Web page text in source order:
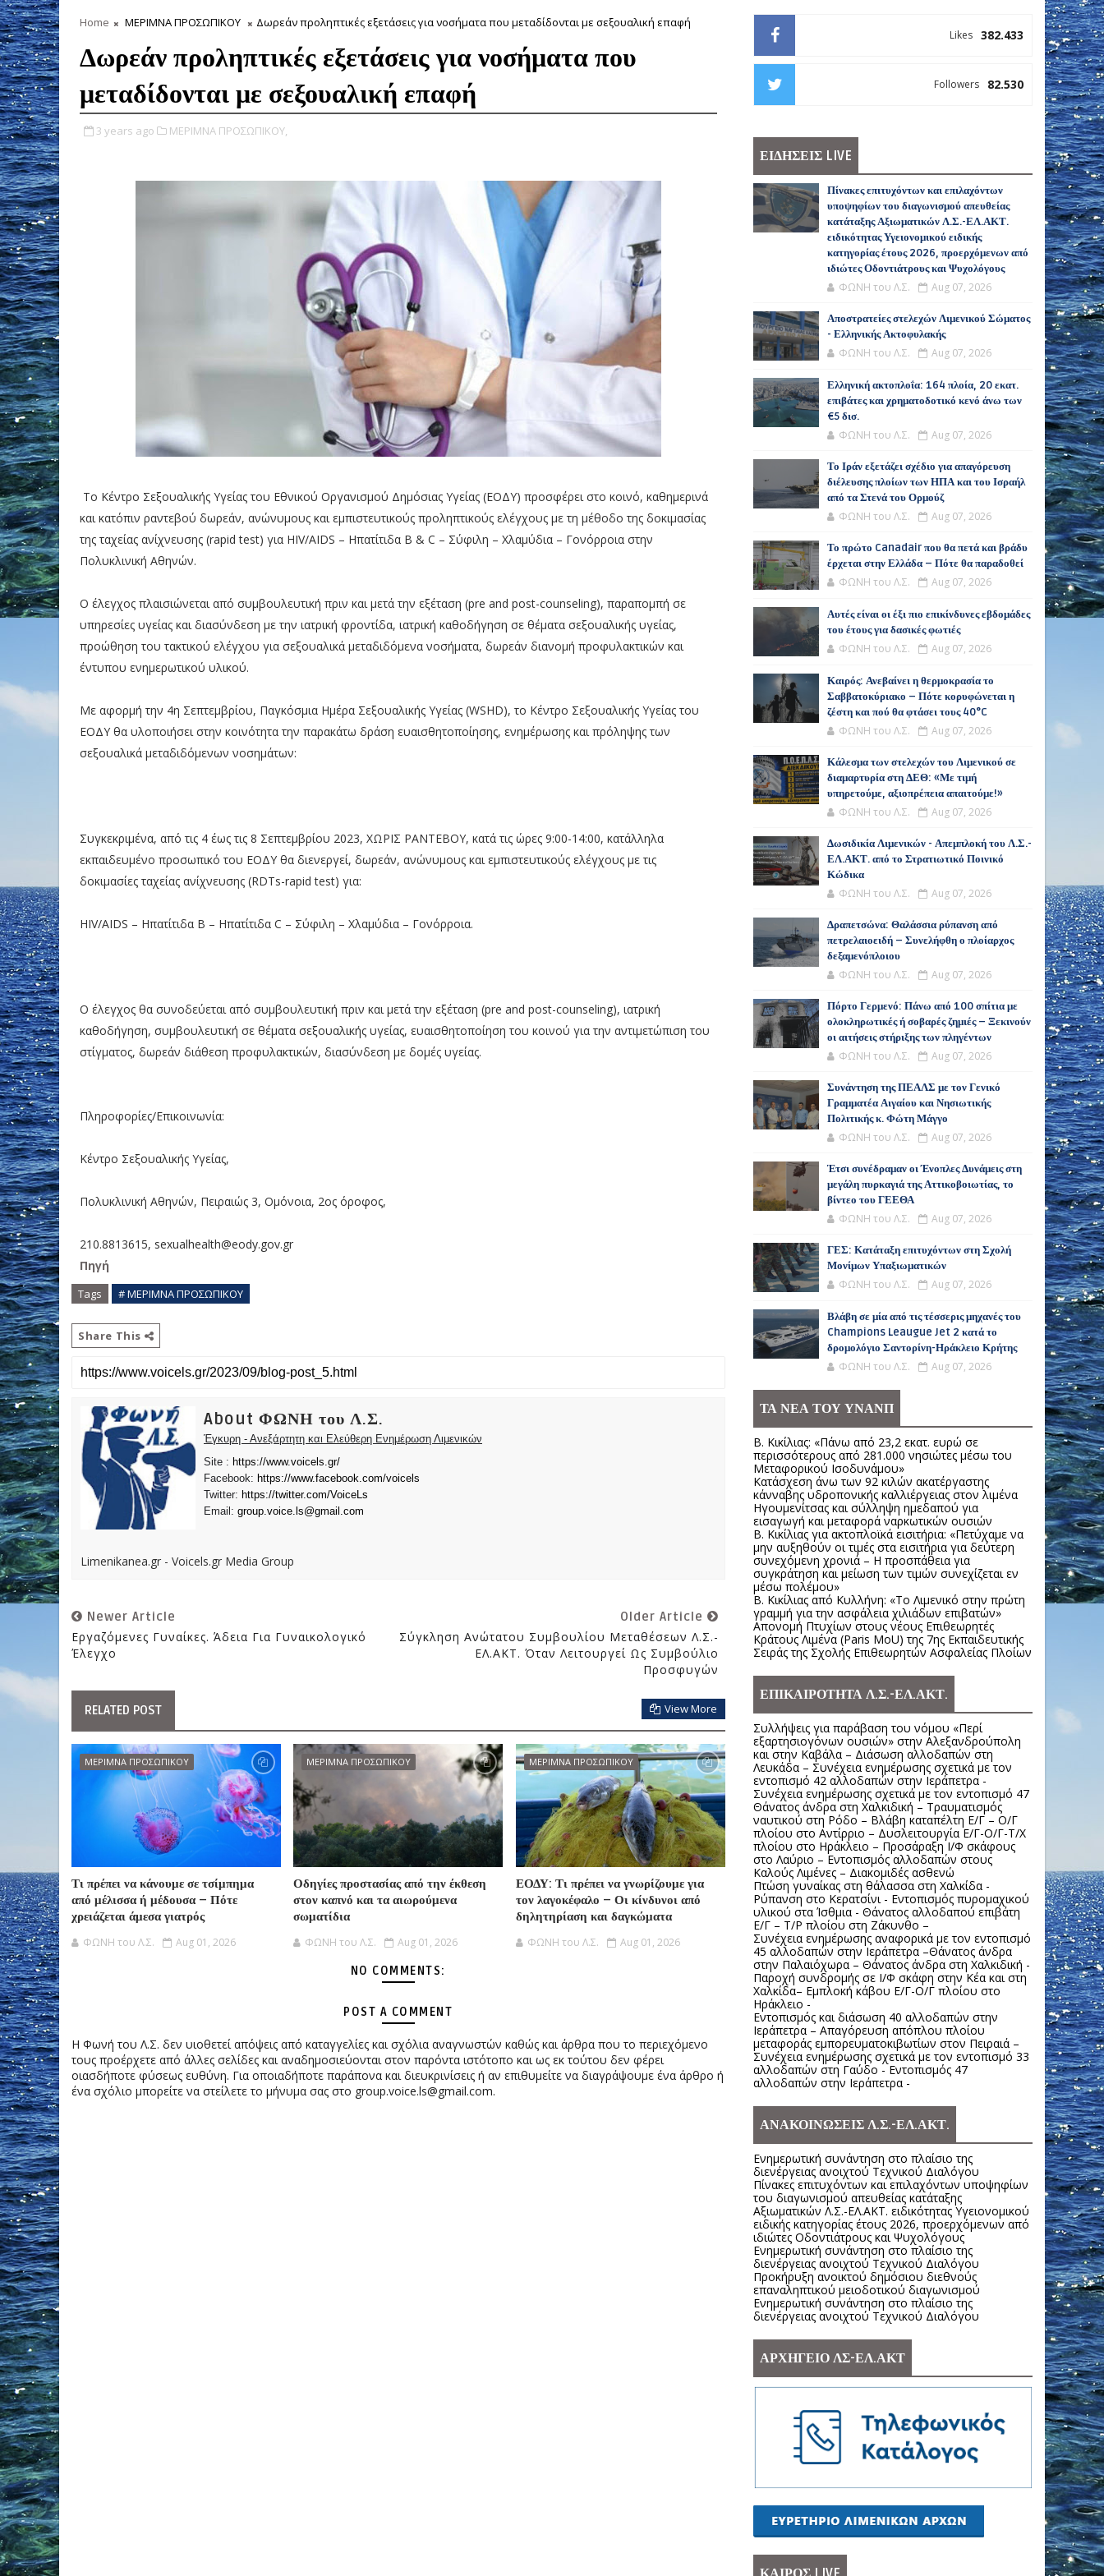
Home ΜΕΡΙΜΝΑ ΠΡΟΣΩΠΙΚΟΥ Δωρεάν προληπτικές εξετάσεις για νοσήματα που μεταδίδονται με σεξουαλική επαφή
Δωρεάν προληπτικές εξετάσεις για νοσήματα που
μεταδίδονται με σεξουαλική επαφή
3 years ago ΜΕΡΙΜΝΑ ΠΡΟΣΩΠΙΚΟΥ,
Το Κέντρο Σεξουαλικής Υγείας του Εθνικού Οργανισμού Δημόσιας Υγείας (ΕΟΔΥ) προσφέρει στο κοινό, καθημερινά
και κατόπιν ραντεβού δωρεάν, ανώνυμους και εμπιστευτικούς προληπτικούς ελέγχους με τη μέθοδο της δοκιμασίας
της ταχείας ανίχνευσης (rapid test) για HIV/AIDS – Ηπατίτιδα Β & C – Σύφιλη – Χλαμύδια – Γονόρροια στην
Πολυκλινική Αθηνών.
Ο έλεγχος πλαισιώνεται από συμβουλευτική πριν και μετά την εξέταση (pre and post-counseling), παραπομπή σε
υπηρεσίες υγείας και διασύνδεση με την ιατρική φροντίδα, ιατρική καθοδήγηση σε θέματα σεξουαλικής υγείας,
προώθηση του τακτικού ελέγχου για σεξουαλικά μεταδιδόμενα νοσήματα, δωρεάν διανομή προφυλακτικών και
έντυπου ενημερωτικού υλικού.
Με αφορμή την 4η Σεπτεμβρίου, Παγκόσμια Ημέρα Σεξουαλικής Υγείας (WSHD), το Κέντρο Σεξουαλικής Υγείας του
ΕΟΔΥ θα υλοποιήσει στην κοινότητα την παρακάτω δράση ευαισθητοποίησης, ενημέρωσης και πρόληψης των
σεξουαλικά μεταδιδόμενων νοσημάτων:
Συγκεκριμένα, από τις 4 έως τις 8 Σεπτεμβρίου 2023, ΧΩΡΙΣ ΡΑΝΤΕΒΟΥ, κατά τις ώρες 9:00-14:00, κατάλληλα
εκπαιδευμένο προσωπικό του ΕΟΔΥ θα διενεργεί, δωρεάν, ανώνυμους και εμπιστευτικούς ελέγχους με τις
δοκιμασίες ταχείας ανίχνευσης (RDTs-rapid test) για:
HIV/AIDS – Ηπατίτιδα Β – Ηπατίτιδα C – Σύφιλη – Χλαμύδια – Γονόρροια.
Ο έλεγχος θα συνοδεύεται από συμβουλευτική πριν και μετά την εξέταση (pre and post-counseling), ιατρική
καθοδήγηση, συμβουλευτική σε θέματα σεξουαλικής υγείας, ευαισθητοποίηση του κοινού για την αντιμετώπιση του
στίγματος, δωρεάν διάθεση προφυλακτικών, διασύνδεση με δομές υγείας.
Πληροφορίες/Επικοινωνία:
Κέντρο Σεξουαλικής Υγείας,
Πολυκλινική Αθηνών, Πειραιώς 3, Ομόνοια, 2ος όροφος,
210.8813615, sexualhealth@eody.gov.gr
Πηγή
Tags # ΜΕΡΙΜΝΑ ΠΡΟΣΩΠΙΚΟΥ
Share This
About ΦΩΝΗ του Λ.Σ.
Έγκυρη - Ανεξάρτητη και Ελεύθερη Ενημέρωση Λιμενικών
Site : https://www.voicels.gr/
Facebook: https://www.facebook.com/voicels
Twitter: https://twitter.com/VoiceLs
Email: group.voice.ls@gmail.com
Limenikanea.gr - Voicels.gr Media Group
Newer Article
Εργαζόμενες Γυναίκες. Άδεια Για Γυναικολογικό
Έλεγχο
Older Article
Σύγκληση Ανώτατου Συμβουλίου Μεταθέσεων Λ.Σ.-
ΕΛ.ΑΚΤ. Όταν Λειτουργεί Ως Συμβούλιο
Προσφυγών
RELATED POST View More
ΜΕΡΙΜΝΑ ΠΡΟΣΩΠΙΚΟΥ
Τι πρέπει να κάνουμε σε τσίμπημα
από μέλισσα ή μέδουσα – Πότε
χρειάζεται άμεσα γιατρός
ΦΩΝΗ του Λ.Σ. Aug 01, 2026
ΜΕΡΙΜΝΑ ΠΡΟΣΩΠΙΚΟΥ
Οδηγίες προστασίας από την έκθεση
στον καπνό και τα αιωρούμενα
σωματίδια
ΦΩΝΗ του Λ.Σ. Aug 01, 2026
ΜΕΡΙΜΝΑ ΠΡΟΣΩΠΙΚΟΥ
ΕΟΔΥ: Τι πρέπει να γνωρίζουμε για
τον λαγοκέφαλο – Οι κίνδυνοι από
δηλητηρίαση και δαγκώματα
ΦΩΝΗ του Λ.Σ. Aug 01, 2026
NO COMMENTS:
POST A COMMENT
Η Φωνή του Λ.Σ. δεν υιοθετεί απόψεις από καταγγελίες και σχόλια αναγνωστών καθώς και άρθρα που το περιεχόμενο
τους προέρχετε από άλλες σελίδες και αναδημοσιεύονται στον παρόντα ιστότοπο και ως εκ τούτου δεν φέρει
οιασδήποτε φύσεως ευθύνη. Για οποιαδήποτε παράπονα και διευκρινίσεις ή αν επιθυμείτε να διαγράψουμε ένα άρθρο ή
ένα σχόλιο μπορείτε να στείλετε το μήνυμα σας στο group.voice.ls@gmail.com.
382.433
Likes
82.530
Followers
ΕΙΔΗΣΕΙΣ LIVE
Πίνακες επιτυχόντων και επιλαχόντων
υποψηφίων του διαγωνισμού απευθείας
κατάταξης Αξιωματικών Λ.Σ.-ΕΛ.ΑΚΤ.
ειδικότητας Υγειονομικού ειδικής
κατηγορίας έτους 2026, προερχόμενων από
ιδιώτες Οδοντιάτρους και Ψυχολόγους
ΦΩΝΗ του Λ.Σ. Aug 07, 2026
Αποστρατείες στελεχών Λιμενικού Σώματος
- Ελληνικής Ακτοφυλακής
ΦΩΝΗ του Λ.Σ. Aug 07, 2026
Ελληνική ακτοπλοΐα: 164 πλοία, 20 εκατ.
επιβάτες και χρηματοδοτικό κενό άνω των
€5 δισ.
ΦΩΝΗ του Λ.Σ. Aug 07, 2026
Το Ιράν εξετάζει σχέδιο για απαγόρευση
διέλευσης πλοίων των ΗΠΑ και του Ισραήλ
από τα Στενά του Ορμούζ
ΦΩΝΗ του Λ.Σ. Aug 07, 2026
Το πρώτο Canadair που θα πετά και βράδυ
έρχεται στην Ελλάδα – Πότε θα παραδοθεί
ΦΩΝΗ του Λ.Σ. Aug 07, 2026
Αυτές είναι οι έξι πιο επικίνδυνες εβδομάδες
του έτους για δασικές φωτιές
ΦΩΝΗ του Λ.Σ. Aug 07, 2026
Καιρός: Ανεβαίνει η θερμοκρασία το
Σαββατοκύριακο – Πότε κορυφώνεται η
ζέστη και πού θα φτάσει τους 40°C
ΦΩΝΗ του Λ.Σ. Aug 07, 2026
Κάλεσμα των στελεχών του Λιμενικού σε
διαμαρτυρία στη ΔΕΘ: «Με τιμή
υπηρετούμε, αξιοπρέπεια απαιτούμε!»
ΦΩΝΗ του Λ.Σ. Aug 07, 2026
Δωσιδικία Λιμενικών - Απεμπλοκή του Λ.Σ.-
ΕΛ.ΑΚΤ. από το Στρατιωτικό Ποινικό
Κώδικα
ΦΩΝΗ του Λ.Σ. Aug 07, 2026
Δραπετσώνα: Θαλάσσια ρύπανση από
πετρελαιοειδή – Συνελήφθη ο πλοίαρχος
δεξαμενόπλοιου
ΦΩΝΗ του Λ.Σ. Aug 07, 2026
Πόρτο Γερμενό: Πάνω από 100 σπίτια με
ολοκληρωτικές ή σοβαρές ζημιές – Ξεκινούν
οι αιτήσεις στήριξης των πληγέντων
ΦΩΝΗ του Λ.Σ. Aug 07, 2026
Συνάντηση της ΠΕΑΛΣ με τον Γενικό
Γραμματέα Αιγαίου και Νησιωτικής
Πολιτικής κ. Φώτη Μάγγο
ΦΩΝΗ του Λ.Σ. Aug 07, 2026
Έτσι συνέδραμαν οι Ένοπλες Δυνάμεις στη
μεγάλη πυρκαγιά της Αττικοβοιωτίας, το
βίντεο του ΓΕΕΘΑ
ΦΩΝΗ του Λ.Σ. Aug 07, 2026
ΓΕΣ: Κατάταξη επιτυχόντων στη Σχολή
Μονίμων Υπαξιωματικών
ΦΩΝΗ του Λ.Σ. Aug 07, 2026
Βλάβη σε μία από τις τέσσερις μηχανές του
Champions Leaugue Jet 2 κατά το
δρομολόγιο Σαντορίνη-Ηράκλειο Κρήτης
ΦΩΝΗ του Λ.Σ. Aug 07, 2026
ΤΑ ΝΕΑ ΤΟΥ ΥΝΑΝΠ
Β. Κικίλιας: «Πάνω από 23,2 εκατ. ευρώ σε
περισσότερους από 281.000 νησιώτες μέσω του
Μεταφορικού Ισοδυνάμου»
Κατάσχεση άνω των 92 κιλών ακατέργαστης
κάνναβης υδροπονικής καλλιέργειας στον λιμένα
Ηγουμενίτσας και σύλληψη ημεδαπού για
εισαγωγή και μεταφορά ναρκωτικών ουσιών
Β. Κικίλιας για ακτοπλοϊκά εισιτήρια: «Πετύχαμε να
μην αυξηθούν οι τιμές στα εισιτήρια για δεύτερη
συνεχόμενη χρονιά – Η προσπάθεια για
συγκράτηση και μείωση των τιμών συνεχίζεται εν
μέσω πολέμου»
Β. Κικίλιας από Κυλλήνη: «Το Λιμενικό στην πρώτη
γραμμή για την ασφάλεια χιλιάδων επιβατών»
Απονομή Πτυχίων στους νέους Επιθεωρητές
Κράτους Λιμένα (Paris MoU) της 7ης Εκπαιδευτικής
Σειράς της Σχολής Επιθεωρητών Ασφαλείας Πλοίων
ΕΠΙΚΑΙΡΟΤΗΤΑ Λ.Σ.-ΕΛ.ΑΚΤ.
Συλλήψεις για παράβαση του νόμου «Περί
εξαρτησιογόνων ουσιών» στην Αλεξανδρούπολη
και στην Καβάλα – Διάσωση αλλοδαπών στη
Λευκάδα – Συνέχεια ενημέρωσης σχετικά με τον
εντοπισμό 42 αλλοδαπών στην Ιεράπετρα -
Συνέχεια ενημέρωσης σχετικά με τον εντοπισμό 47
Θάνατος άνδρα στη Χαλκιδική – Τραυματισμός
ναυτικού στη Ρόδο – Βλάβη καταπέλτη Ε/Γ – Ο/Γ
πλοίου στο Αντίρριο – Δυσλειτουργία Ε/Γ-Ο/Γ-Τ/Χ
πλοίου στο Ηράκλειο – Προσάραξη Ι/Φ σκάφους
στο Λαύριο – Εντοπισμός αλλοδαπών στους
Καλούς Λιμένες – Διακομιδές ασθενώ
Πτώση γυναίκας στη θάλασσα στη Χαλκίδα -
Ρύπανση στο Κερατσίνι - Εντοπισμός πυρομαχικού
υλικού στα Ίσθμια - Θάνατος αλλοδαπού επιβάτη
Ε/Γ – Τ/Ρ πλοίου στη Ζάκυνθο –
Συνέχεια ενημέρωσης αναφορικά με τον εντοπισμό
45 αλλοδαπών στην Ιεράπετρα –Θάνατος άνδρα
στην Παλαιόχωρα – Θάνατος άνδρα στη Χαλκιδική -
Παροχή συνδρομής σε Ι/Φ σκάφη στην Κέα και στη
Χαλκίδα– Εμπλοκή κάβου Ε/Γ-Ο/Γ πλοίου στο
Ηράκλειο -
Εντοπισμός και διάσωση 40 αλλοδαπών στην
Ιεράπετρα – Απαγόρευση απόπλου πλοίου
μεταφοράς εμπορευματοκιβωτίων στον Πειραιά –
Συνέχεια ενημέρωσης σχετικά με τον εντοπισμό 33
αλλοδαπών στη Γαύδο - Εντοπισμός 47
αλλοδαπών στην Ιεράπετρα -
ΑΝΑΚΟΙΝΩΣΕΙΣ Λ.Σ.-ΕΛ.ΑΚΤ.
Ενημερωτική συνάντηση στο πλαίσιο της
διενέργειας ανοιχτού Τεχνικού Διαλόγου
Πίνακες επιτυχόντων και επιλαχόντων υποψηφίων
του διαγωνισμού απευθείας κατάταξης
Αξιωματικών Λ.Σ.-ΕΛ.ΑΚΤ. ειδικότητας Υγειονομικού
ειδικής κατηγορίας έτους 2026, προερχόμενων από
ιδιώτες Οδοντιάτρους και Ψυχολόγους
Ενημερωτική συνάντηση στο πλαίσιο της
διενέργειας ανοιχτού Τεχνικού Διαλόγου
Προκήρυξη ανοικτού δημόσιου διεθνούς
επαναληπτικού μειοδοτικού διαγωνισμού
Ενημερωτική συνάντηση στο πλαίσιο της
διενέργειας ανοιχτού Τεχνικού Διαλόγου
ΑΡΧΗΓΕΙΟ ΛΣ-ΕΛ.ΑΚΤ